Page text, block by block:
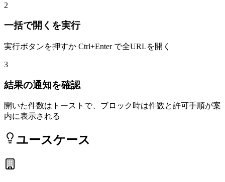
2
一括で開くを実行
実行ボタンを押すか Ctrl+Enter で全URLを開く
3
結果の通知を確認
開いた件数はトーストで、ブロック時は件数と許可手順が案
内に表示される
ユースケース